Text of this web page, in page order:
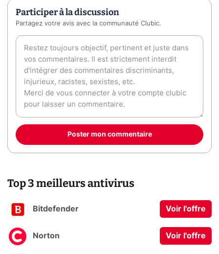
Participer à la discussion
Partagez votre avis avec la communauté Clubic.
Poster mon commentaire
Top 3 meilleurs antivirus
Bitdefender Voir l'offre
Norton Voir l'offre